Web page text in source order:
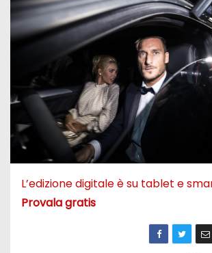
L’edizione digitale è su tablet e
Provala gratis